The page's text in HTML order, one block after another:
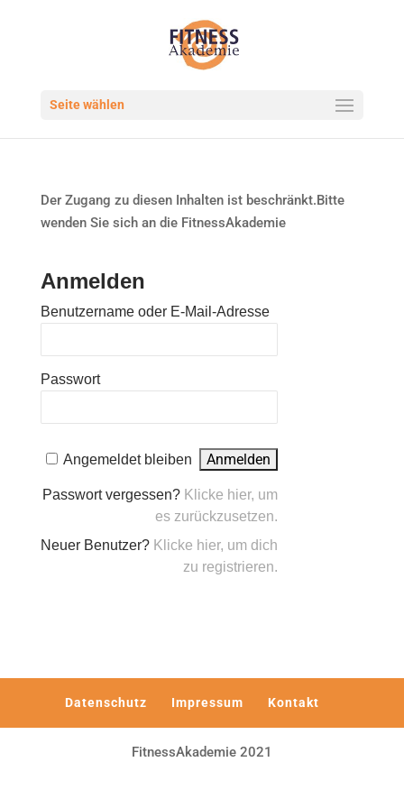
Seite wählen
Der Zugang zu diesen Inhalten ist beschränkt.Bitte
wenden Sie sich an die FitnessAkademie
Anmelden
Benutzername oder E-Mail-Adresse
Passwort
Angemeldet bleiben
Passwort vergessen? Klicke hier, um
es zurückzusetzen.
Neuer Benutzer? Klicke hier, um dich
zu registrieren.
Datenschutz Impressum Kontakt
FitnessAkademie 2021